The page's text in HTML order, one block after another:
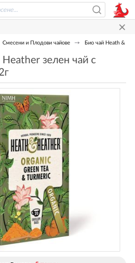
Смесени и Плодови чайове Био чай Heath &
зелен чай с